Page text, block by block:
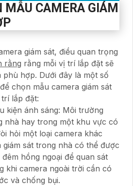
MẪU CAMERA GIÁM
giám sát, điều quan trọng
rằng rằng mỗi vị trí lắp đặt sẽ
phù hợp. Dưới đây là một số
chọn mẫu camera giám sát
lắp đặt:
kiện ánh sáng: Môi trường
nhà hay trong một khu vực có
hỏi một loại camera khác
giám sát trong nhà có thể được
hồng ngoại để quan sát
khi camera ngoài trời cần có
và chống bụi.